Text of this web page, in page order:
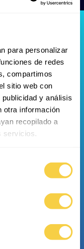
para personalizar
de redes
compartimos
sitio web con
y análisis
otra información
recopilado a
servicios.
Krake